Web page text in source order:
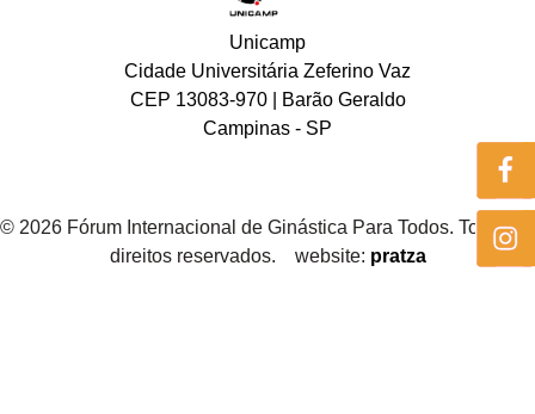
Unicamp
Cidade Universitária Zeferino Vaz
CEP 13083-970 | Barão Geraldo
Campinas - SP
© 2026 Fórum Internacional de Ginástica Para Todos. Todos os
direitos reservados. website: pratza